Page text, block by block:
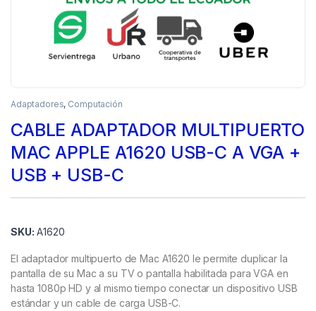
Adaptadores, Computación
CABLE ADAPTADOR MULTIPUERTO
MAC APPLE A1620 USB-C A VGA +
USB + USB-C
SKU: A1620
El adaptador multipuerto de Mac A1620 le permite duplicar la
pantalla de su Mac a su TV o pantalla habilitada para VGA en
hasta 1080p HD y al mismo tiempo conectar un dispositivo USB
estándar y un cable de carga USB-C.